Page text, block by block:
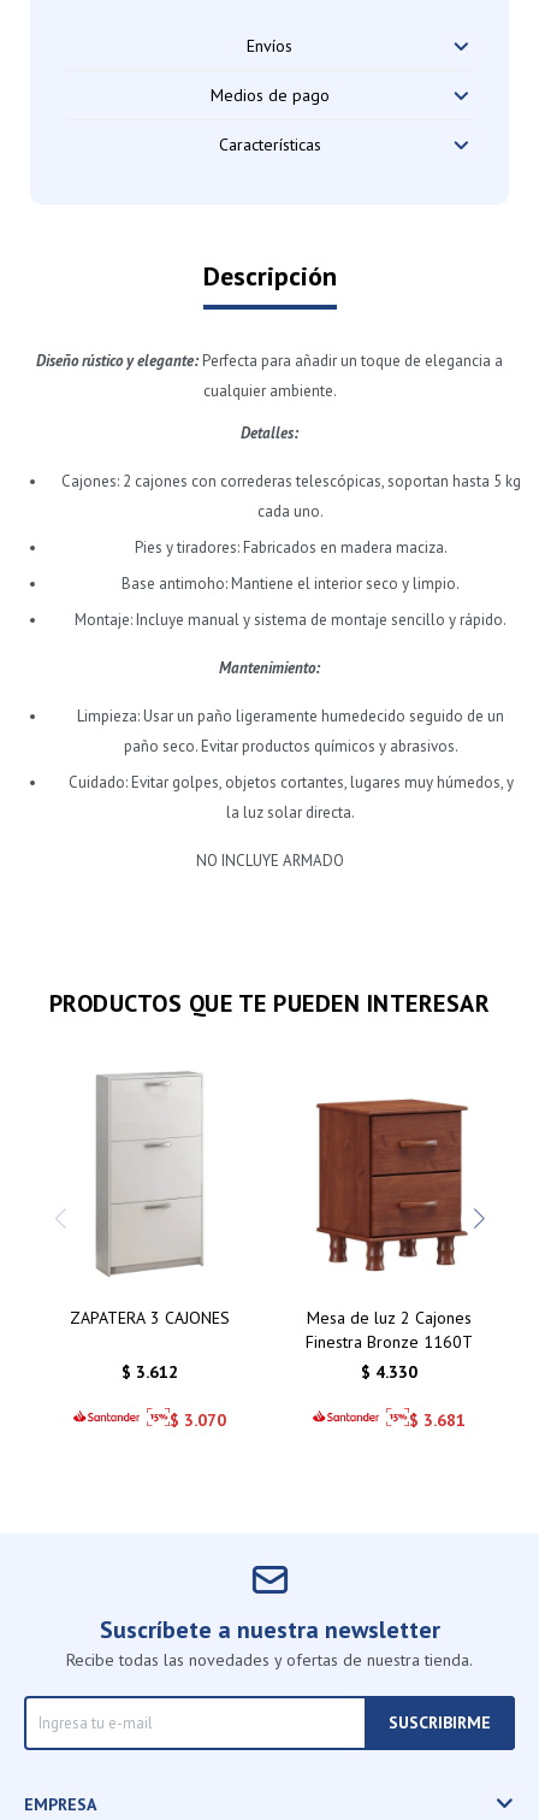
Envíos
Medios de pago
Características
Descripción
Diseño rústico y elegante: Perfecta para añadir un toque de elegancia a
cualquier ambiente.
Detalles:
Cajones: 2 cajones con correderas telescópicas, soportan hasta 5 kg
cada uno.
Pies y tiradores: Fabricados en madera maciza.
Base antimoho: Mantiene el interior seco y limpio.
Montaje: Incluye manual y sistema de montaje sencillo y rápido.
Mantenimiento:
Limpieza: Usar un paño ligeramente humedecido seguido de un
paño seco. Evitar productos químicos y abrasivos.
Cuidado: Evitar golpes, objetos cortantes, lugares muy húmedos, y
la luz solar directa.
NO INCLUYE ARMADO
PRODUCTOS QUE TE PUEDEN INTERESAR
ZAPATERA 3 CAJONES
$ 3.612
$ 3.070
Mesa de luz 2 Cajones
Finestra Bronze 1160T
$ 4.330
$ 3.681
Suscríbete a nuestra newsletter
Recibe todas las novedades y ofertas de nuestra tienda.
SUSCRIBIRME
EMPRESA